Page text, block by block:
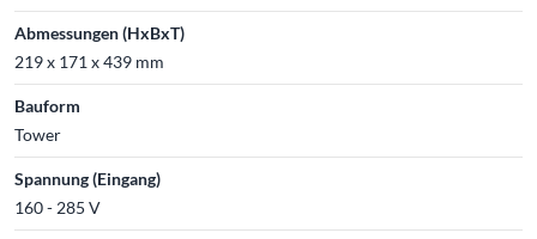
Abmessungen (HxBxT)
219 x 171 x 439 mm
Bauform
Tower
Spannung (Eingang)
160 - 285 V